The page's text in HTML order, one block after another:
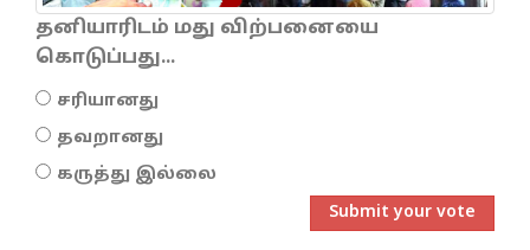
தனியாரிடம் மது விற்பனையை
கொடுப்பது...
சரியானது
தவறானது
கருத்து இல்லை
Submit your vote